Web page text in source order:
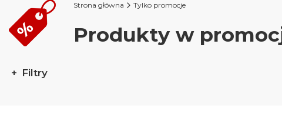
Strona główna Tylko promocje
Produkty w
Filtry